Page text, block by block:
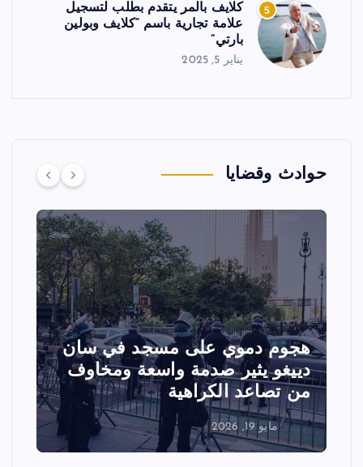
5
كلايف بالمر يتقدم بطلب لتسجيل
علامة تجارية باسم “كلايف وبولين
بارتي”
يناير 5, 2025
حوادث وقضايا
هجوم دموي على مسجد في سان
دييغو يثير صدمة واسعة ومخاوف
من تصاعد الكراهية
مايو 19, 2026